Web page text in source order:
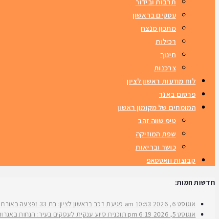
עסקים בראשון
מתכון מנצח
רכילות
חינוך
צרכנות
לוח מודעות ראשון לציון
פרסום באנר
המומחים של מקומון ראשון
טיפ שווה זהב
שפת המוזיקה
כושר ובריאות
קבוצות וואטסאפ
חדשות חמות:
אוגוסט 6, 2026 10:53 am
פגיעת רכב בראשון לציון: בת 33 נפצעה באורח בינוני ברחוב ירושלים
אוגוסט 5, 2026
6:19 pm
תוכנית סיוע ענקית לעסקים בעיר: הנחות